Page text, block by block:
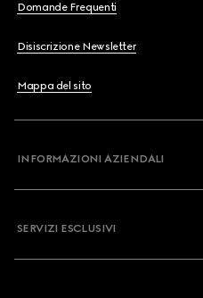
Domande Frequenti
Disiscrizione Newsletter
Mappa del sito
INFORMAZIONI AZIENDALI
SERVIZI ESCLUSIVI